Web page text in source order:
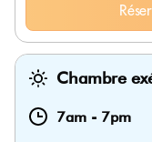
Chambre
7am - 7pm